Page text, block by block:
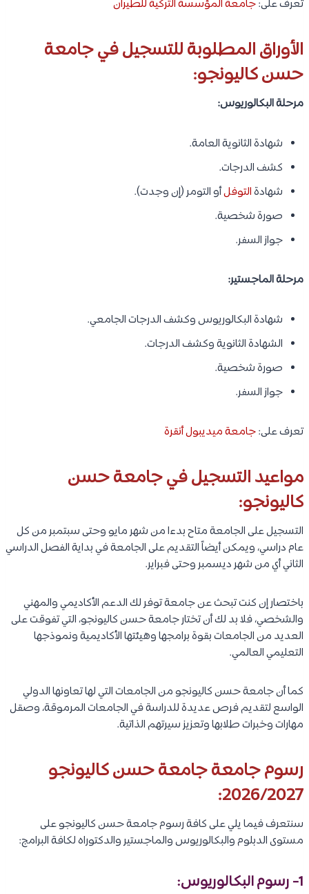
تعرف على:جامعة المؤسسة التركية للطيران
الأوراق المطلوبة للتسجيل في جامعة
حسن كاليونجو:
مرحلة البكالوريوس:
شهادة الثانوية العامة.
كشف الدرجات.
شهادةالتوفلأو التومر (إن وجدت).
صورة شخصية.
جواز السفر.
مرحلة الماجستير:
شهادة البكالوريوس وكشف الدرجات الجامعي.
الشهادة الثانوية وكشف الدرجات.
صورة شخصية.
جواز السفر.
تعرف على:جامعة ميديبول أنقرة
مواعيد التسجيل في جامعة حسن
كاليونجو:
التسجيل على الجامعة متاح بدءا من شهر مايو وحتى سبتمبر من كل
عام دراسي، ويمكن أيضاً التقديم على الجامعة في بداية الفصل الدراسي
الثاني أي من شهر ديسمبر وحتى فبراير.
باختصار إن كنت تبحث عن جامعة توفر لك الدعم الأكاديمي والمهني
والشخصي، فلا بد لك أن تختار جامعة حسن كاليونجو، التي تفوقت على
العديد من الجامعات بقوة برامجها وهيئتها الأكاديمية ونموذجها
التعليمي العالمي.
كما أن جامعة حسن كاليونجو من الجامعات التي لها تعاونها الدولي
الواسع لتقديم فرص عديدة للدراسة في الجامعات المرموقة، وصقل
مهارات وخبرات طلابها وتعزيز سيرتهم الذاتية.
رسوم جامعة جامعة حسن كاليونجو
2026/2027:
سنتعرف فيما يلي على كافة رسوم جامعة حسن كاليونجو على
مستوى الدبلوم والبكالوريوس والماجستير والدكتوراه لكافة البرامج:
1- رسوم البكالوريوس: